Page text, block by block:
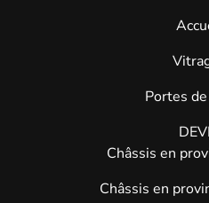
Portes
Châssis en
Châssis en